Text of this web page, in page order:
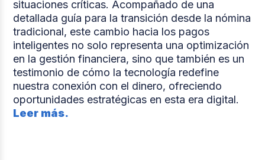
situaciones críticas. Acompañado de una
detallada guía para la transición desde la nómina
tradicional, este cambio hacia los pagos
inteligentes no solo representa una optimización
en la gestión financiera, sino que también es un
testimonio de cómo la tecnología redefine
nuestra conexión con el dinero, ofreciendo
oportunidades estratégicas en esta era digital.
Leer más.